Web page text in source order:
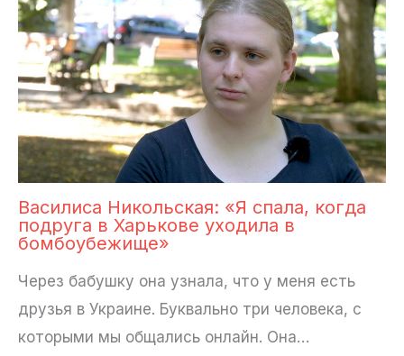
Василиса Никольская: «Я спала, когда
подруга в Харькове уходила в
бомбоубежище»
Через бабушку она узнала, что у меня есть
друзья в Украине. Буквально три человека, с
которыми мы общались онлайн. Она…